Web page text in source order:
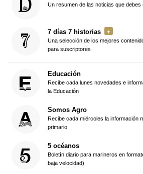
Un resumen de las noticias que
7 días 7 historias
Una selección de los mejores
para suscriptores
Educación
Recibe cada lunes novedades e
la Educación
Somos Agro
Recibe cada miércoles la información
primario
5 océanos
Boletín diario para marineros en
baja velocidad)